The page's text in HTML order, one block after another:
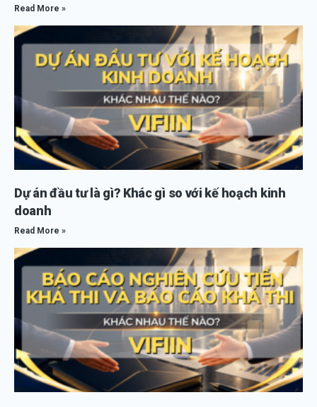
Read More »
Dự án đầu tư là gì? Khác gì so với kế hoạch kinh
doanh
Read More »